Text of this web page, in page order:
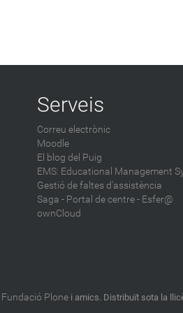
Serveis
Correu electrònic
Moodle
El blog del Puig
EMS: Educational Management
Gestió de faltes d'assistència
Saga - Portal de centre - Esfer@
ownCloud
Fundació Plone i amics. Distribuït sota la